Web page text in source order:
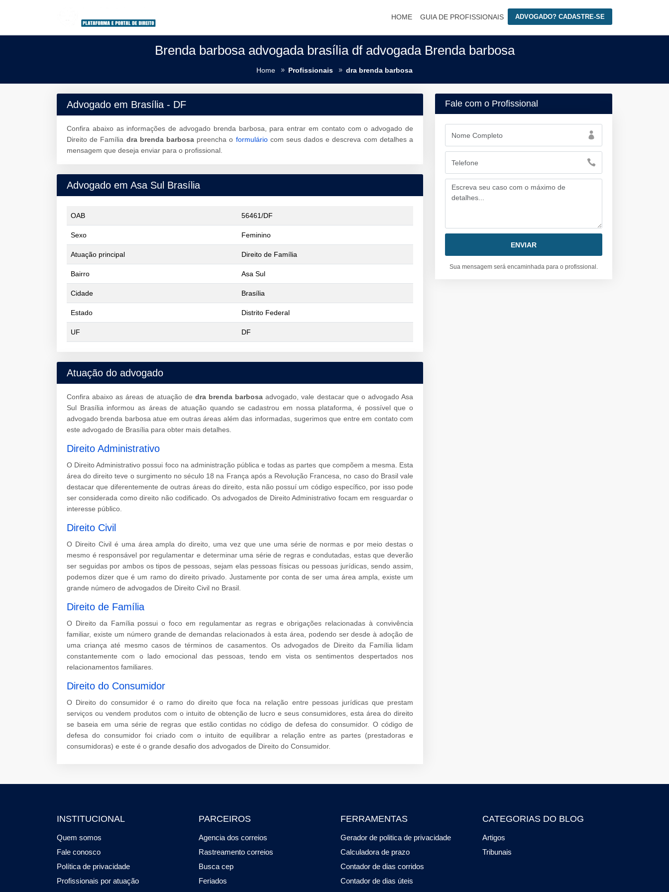
HOME GUIA DE PROFISSIONAIS ADVOGADO? CADASTRE-SE
Brenda barbosa advogada brasília df advogada Brenda barbosa
Home Profissionais dra brenda barbosa
Advogado em Brasília - DF
Confira abaixo as informações de advogado brenda barbosa, para entrar em contato com o advogado de
Direito de Família dra brenda barbosapreencha o formuláriocom seus dados e descreva com detalhes a
mensagem que deseja enviar para o profissional.
Advogado em Asa Sul Brasília
OAB 56461/DF
Sexo Feminino
Atuação principal Direito de Família
Bairro Asa Sul
Cidade Brasília
Estado Distrito Federal
UF DF
Atuação do advogado
Confira abaixo as áreas de atuação de dra brenda barbosa advogado, vale destacar que o advogado Asa
Sul Brasília informou as áreas de atuação quando se cadastrou em nossa plataforma, é possível que o
advogado brenda barbosa atue em outras áreas além das informadas, sugerimos que entre em contato com
este advogado de Brasília para obter mais detalhes.
Direito Administrativo
O Direito Administrativo possui foco na administração pública e todas as partes que compõem a mesma. Esta
área do direito teve o surgimento no século 18 na França após a Revolução Francesa, no caso do Brasil vale
destacar que diferentemente de outras áreas do direito, esta não possuí um código específico, por isso pode
ser considerada como direito não codificado. Os advogados de Direito Administrativo focam em resguardar o
interesse público.
Direito Civil
O Direito Civil é uma área ampla do direito, uma vez que une uma série de normas e por meio destas o
mesmo é responsável por regulamentar e determinar uma série de regras e condutadas, estas que deverão
ser seguidas por ambos os tipos de pessoas, sejam elas pessoas físicas ou pessoas jurídicas, sendo assim,
podemos dizer que é um ramo do direito privado. Justamente por conta de ser uma área ampla, existe um
grande número de advogados de Direito Civil no Brasil.
Direito de Família
O Direito da Família possui o foco em regulamentar as regras e obrigações relacionadas à convivência
familiar, existe um número grande de demandas relacionados à esta área, podendo ser desde à adoção de
uma criança até mesmo casos de términos de casamentos. Os advogados de Direito da Família lidam
constantemente com o lado emocional das pessoas, tendo em vista os sentimentos despertados nos
relacionamentos familiares.
Direito do Consumidor
O Direito do consumidor é o ramo do direito que foca na relação entre pessoas jurídicas que prestam
serviços ou vendem produtos com o intuito de obtenção de lucro e seus consumidores, esta área do direito
se baseia em uma série de regras que estão contidas no código de defesa do consumidor. O código de
defesa do consumidor foi criado com o intuito de equilibrar a relação entre as partes (prestadoras e
consumidoras) e este é o grande desafio dos advogados de Direito do Consumidor.
Fale com o Profissional
Sua mensagem será encaminhada para o profissional.
INSTITUCIONAL
Quem somos
Fale conosco
Política de privacidade
Profissionais por atuação
PARCEIROS
Agencia dos correios
Rastreamento correios
Busca cep
Feriados
FERRAMENTAS
Gerador de politica de privacidade
Calculadora de prazo
Contador de dias corridos
Contador de dias úteis
CATEGORIAS DO BLOG
Artigos
Tribunais